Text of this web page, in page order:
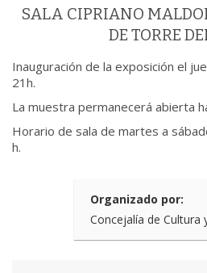
SALA CIPRIANO
DE TORRE
Inauguración de la exposición el
21h.
La muestra permanecerá abierta
Horario de sala de martes a
h.
Organizado por:
Concejalía de Cultura